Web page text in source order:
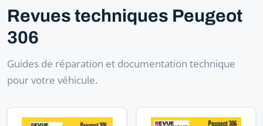
Revues techniques Peugeot
306
Guides de réparation et documentation technique
pour votre véhicule.